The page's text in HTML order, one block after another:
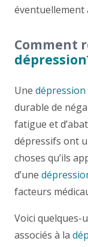
éventuellement
Comment
dépression
Une dépression
durable de
fatigue et
dépressifs ont
choses qu’ils
d’une
facteurs
Voici quelques-
associés à la